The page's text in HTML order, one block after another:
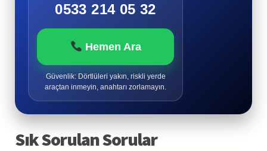
0533 214 05 32
Hemen Ara
Güvenlik: Dörtlüleri yakın, riskli yerde
araçtan inmeyin, anahtarı zorlamayın.
Sık Sorulan Sorular